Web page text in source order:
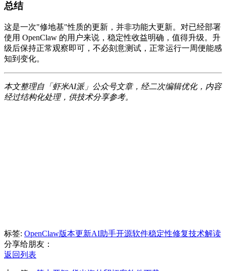
总结
这是一次"修地基"性质的更新，并非功能大更新。对已经部署
使用 OpenClaw 的用户来说，稳定性收益明确，值得升级。升
级后保持正常观察即可，不必刻意测试，正常运行一周便能感
知到变化。
本文整理自「虾米AI派」公众号文章，经二次编辑优化，内容
经过结构化处理，供技术分享参考。
标签: OpenClaw版本更新AI助手开源软件稳定性修复技术解读
分享给朋友：
返回列表